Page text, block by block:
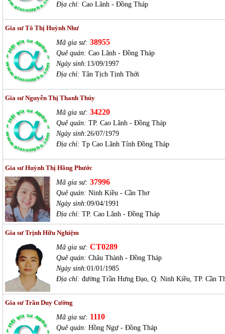
Địa chỉ: Cao Lãnh - Đồng Tháp
Gia sư Tô Thị Huỳnh Như
Mã gia sư: 38955
Quê quán: Cao Lãnh - Đồng Tháp
Ngày sinh:13/09/1997
Địa chỉ: Tân Tịch Tịnh Thới
Gia sư Nguyễn Thị Thanh Thúy
Mã gia sư: 34220
Quê quán: TP. Cao Lãnh - Đồng Tháp
Ngày sinh:26/07/1979
Địa chỉ: Tp Cao Lãnh Tỉnh Đồng Tháp
Gia sư Huỳnh Thị Hồng Phước
Mã gia sư: 37996
Quê quán: Ninh Kiều - Cần Thơ
Ngày sinh:09/04/1991
Địa chỉ: TP. Cao Lãnh - Đồng Tháp
Gia sư Trịnh Hữu Nghiệm
Mã gia sư: CT0289
Quê quán: Châu Thành - Đồng Tháp
Ngày sinh:01/01/1985
Địa chỉ: đường Trần Hưng Đạo, Q. Ninh Kiều, TP. Cần
Gia sư Trần Duy Cường
Mã gia sư: 1110
Quê quán: Hồng Ngự - Đồng Tháp